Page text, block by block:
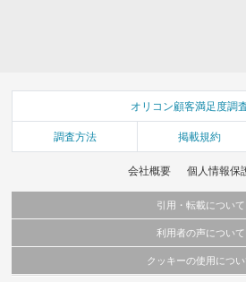
オリコン顧客満足度調
調査方法 掲載規約
会社概要 個人情報保
引用・転載について
当サイトで公開されている情報（文字、写真、イラス
これらの情報を権利者の許可なく無断転載・複製など
利用者の声について
当サイトに掲載している内容はすべてサービスの利用
クッキーの使用につい